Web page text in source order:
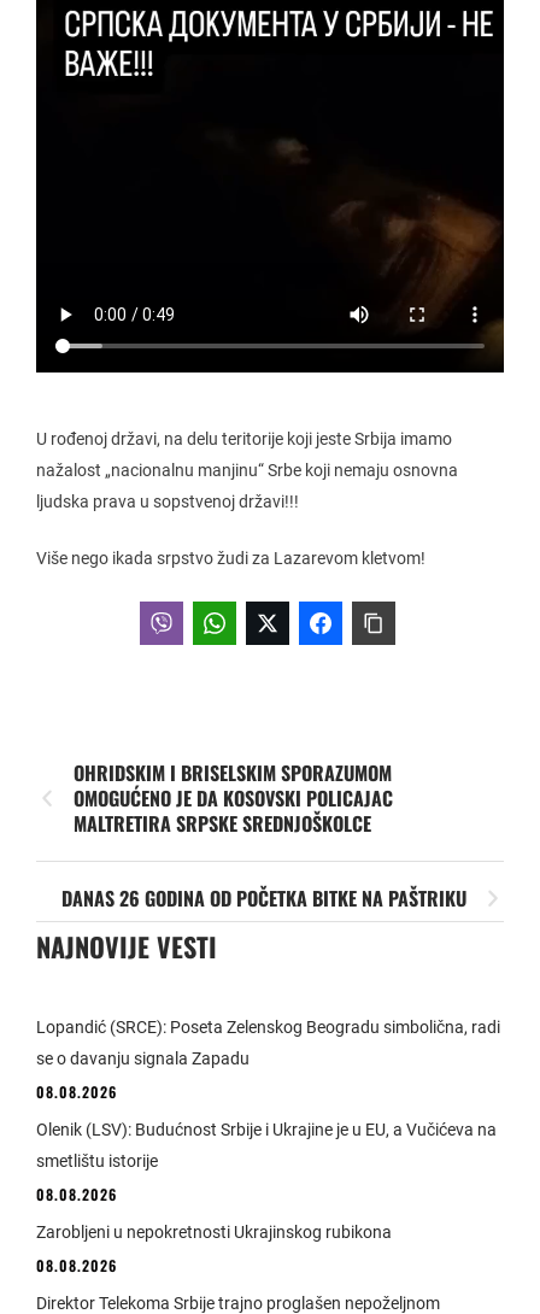
U rođenoj državi, na delu teritorije koji jeste Srbija imamo
nažalost „nacionalnu manjinu“ Srbe koji nemaju osnovna
ljudska prava u sopstvenoj državi!!!
Više nego ikada srpstvo žudi za Lazarevom kletvom!
OHRIDSKIM I BRISELSKIM SPORAZUMOM
OMOGUĆENO JE DA KOSOVSKI POLICAJAC
MALTRETIRA SRPSKE SREDNJOŠKOLCE
DANAS 26 GODINA OD POČETKA BITKE NA PAŠTRIKU
NAJNOVIJE VESTI
Lopandić (SRCE): Poseta Zelenskog Beogradu simbolična, radi
se o davanju signala Zapadu
08.08.2026
Olenik (LSV): Budućnost Srbije i Ukrajine je u EU, a Vučićeva na
smetlištu istorije
08.08.2026
Zarobljeni u nepokretnosti Ukrajinskog rubikona
08.08.2026
Direktor Telekoma Srbije trajno proglašen nepoželjnom